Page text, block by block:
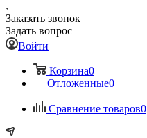
Заказать звонок
Задать вопрос
Войти
Корзина0
Отложенные0
Сравнение товаров0